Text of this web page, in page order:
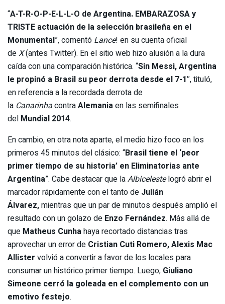
“A-T-R-O-P-E-L-L-O de Argentina. EMBARAZOSA y
TRISTE actuación de la selección brasileña en el
Monumental”, comentó Lance! en su cuenta oficial
deX(antes Twitter). En el sitio web hizo alusión a la dura
caída con una comparación histórica. “Sin Messi, Argentina
le propinó a Brasil su peor derrota desde el 7-1″, tituló,
en referencia a la recordada derrota de
la CanarinhacontraAlemaniaen las semifinales
del Mundial 2014.
En cambio, en otra nota aparte, el medio hizo foco en los
primeros 45 minutos del clásico: “Brasil tiene el ‘peor
primer tiempo de su historia’ en Eliminatorias ante
Argentina”. Cabe destacar que laAlbicelestelogró abrir el
marcador rápidamente con el tanto de Julián
Álvarez,mientras que un par de minutos después amplió el
resultado con un golazo de Enzo Fernández. Más allá de
que Matheus Cunhahaya recortado distancias tras
aprovechar un error de Cristian Cuti Romero, Alexis Mac
Allister volvió a convertir a favor de los locales para
consumar un histórico primer tiempo. Luego, Giuliano
Simeone cerró la goleada en el complemento con un
emotivo festejo.